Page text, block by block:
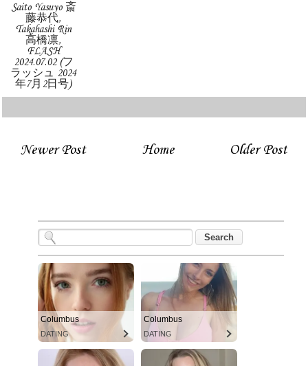
Saito Yasuyo 斎
藤恭代,
Takahashi Rin
高橋凛,
FLASH
2024.07.02 (フ
ラッシュ 2024
年7月2日号)
Newer Post Older Post
Home
Columbus
DATING
Columbus
DATING